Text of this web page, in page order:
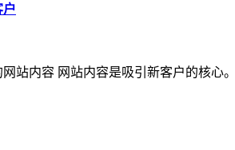
户
站内容 网站内容是吸引新客户的核心